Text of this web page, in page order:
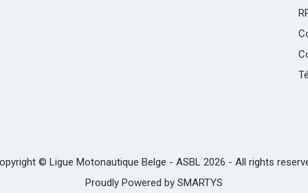
© Ligue Motonautique Belge - ASBL 2026 - All rights
Proudly Powered by SMARTYS